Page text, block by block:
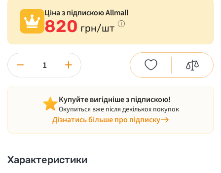
Ціна з підпискою Allmall
820 грн/шт
− +
Купуйте вигідніше з підпискою!
Окупиться вже після декількох покупок
Дізнатись більше про підписку
Характеристики